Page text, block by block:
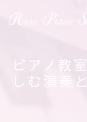
ピアノ教
しむ演奏